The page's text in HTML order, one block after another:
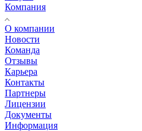
Компания
О компании
Новости
Команда
Отзывы
Карьера
Контакты
Партнеры
Лицензии
Документы
Информация